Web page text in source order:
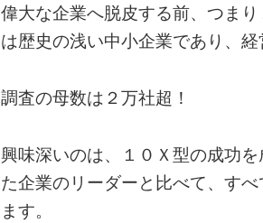
偉大な企業へ脱皮する前、つま
は歴史の浅い中小企業であり、
調査の母数は２万社超！
興味深いのは、１０Ｘ型の成功
た企業のリーダーと比べて、す
ます。